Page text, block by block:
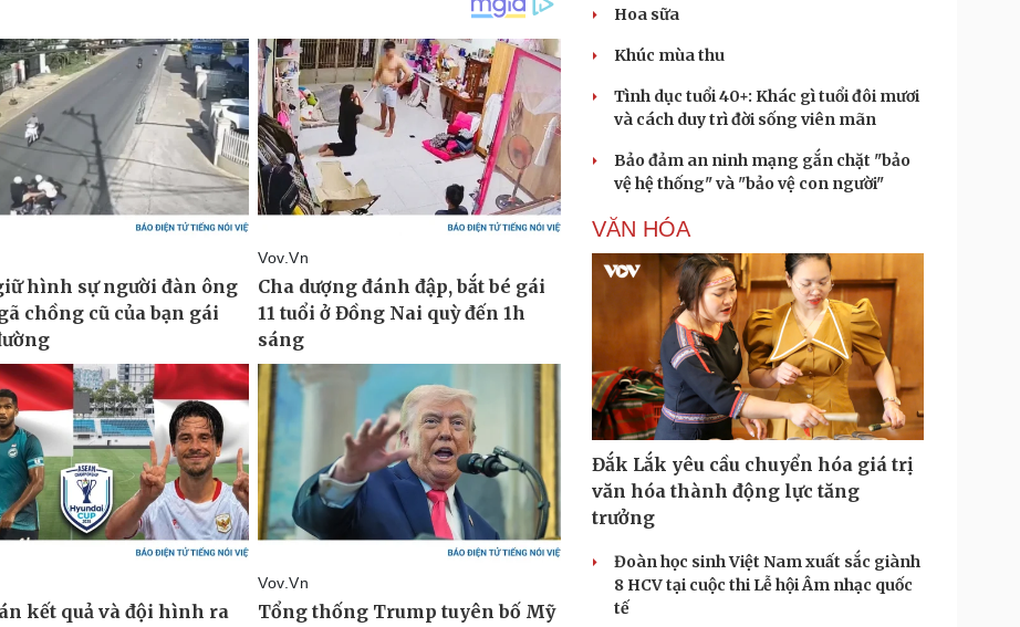
Hoa sữa
Khúc mùa thu
Tình dục tuổi 40+: Khác gì tuổi đôi mươi
và cách duy trì đời sống viên mãn
Bảo đảm an ninh mạng gắn chặt "bảo
vệ hệ thống" và "bảo vệ con người"
VĂN HÓA
Đắk Lắk yêu cầu chuyển hóa giá trị
văn hóa thành động lực tăng
trưởng
Đoàn học sinh Việt Nam xuất sắc giành
8 HCV tại cuộc thi Lễ hội Âm nhạc quốc
tế